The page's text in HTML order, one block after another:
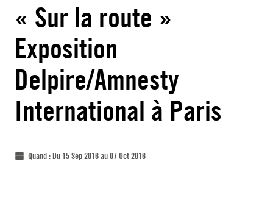
« Sur la route »
Exposition
Delpire/Amnesty
International à Paris
Quand :Du 15 Sep 2016 au 07 Oct 2016